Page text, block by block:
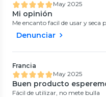
May 2025
Mi opinión
Me encanto facil de usar y seca
Denunciar
Francia
May 2025
Buen producto
Fácil de utilizar, no mete bulla